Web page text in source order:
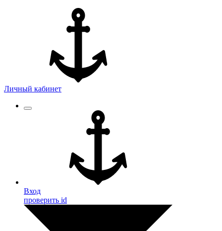
Личный кабинет
Вход
проверить id